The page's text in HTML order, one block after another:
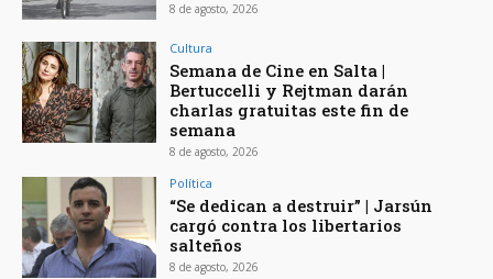
8 de agosto, 2026
Cultura
Semana de Cine en Salta |
Bertuccelli y Rejtman darán
charlas gratuitas este fin de
semana
8 de agosto, 2026
Política
“Se dedican a destruir” | Jarsún
cargó contra los libertarios
salteños
8 de agosto, 2026